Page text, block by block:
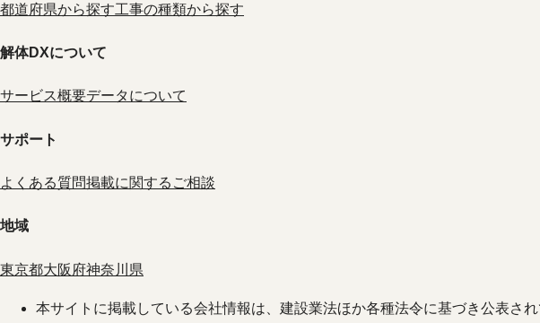
都道府県から探す工事の種類から探す
解体DXについて
サービス概要データについて
サポート
よくある質問掲載に関するご相談
地域
東京都大阪府神奈川県
本サイトに掲載している会社情報は、建設業法ほか各種法令に基づき公表さ